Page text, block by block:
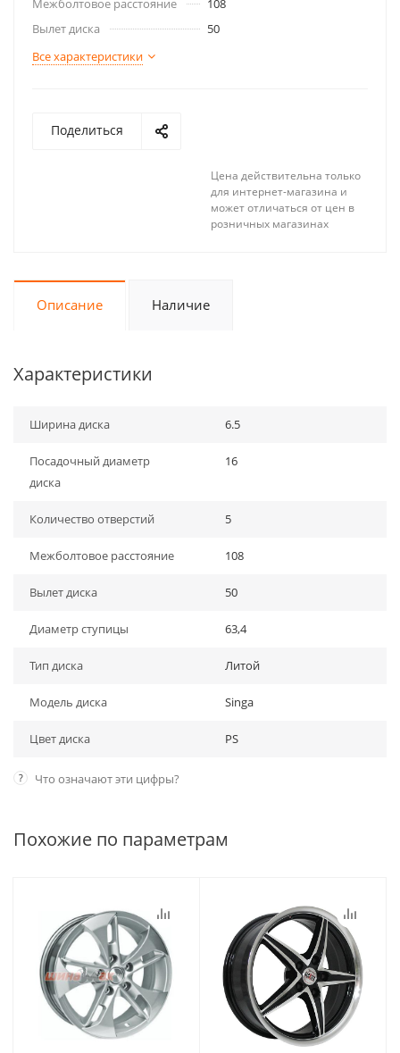
Межболтовое расстояние
108
Вылет диска
50
Все характеристики
Поделиться
Цена действительна только
для интернет-магазина и
может отличаться от цен в
розничных магазинах
Описание Наличие
Характеристики
Ширина диска 6.5
Посадочный диаметр
диска
16
Количество отверстий 5
Межболтовое расстояние 108
Вылет диска 50
Диаметр ступицы 63,4
Тип диска Литой
Модель диска Singa
Цвет диска PS
? Что означают эти цифры?
Похожие по параметрам